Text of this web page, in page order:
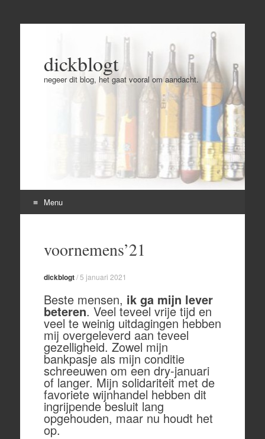
dickblogt
negeer dit blog, het gaat vooral om aandacht.
Menu
contentvoornemens’21
dickblogt/ 5 januari 2021
Beste mensen, ik ga mijn lever
beteren. Veel teveel vrije tijd en
veel te weinig uitdagingen hebben
mij overgeleverd aan teveel
gezelligheid. Zowel mijn
bankpasje als mijn conditie
schreeuwen om een dry-januari
of langer. Mijn solidariteit met de
favoriete wijnhandel hebben dit
ingrijpende besluit lang
opgehouden, maar nu houdt het
op.